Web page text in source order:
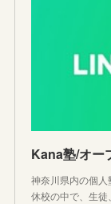
Kana塾/オー
神奈川県内の個
休校の中で、生